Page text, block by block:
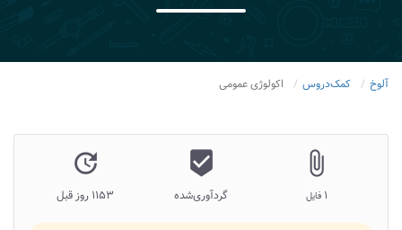
آلوخ کمک‌دروس اکولوژی عمومی
attach_file
۱ فایل
beenhere
گردآوری‌شده
update
۱۱۵۳ روز قبل